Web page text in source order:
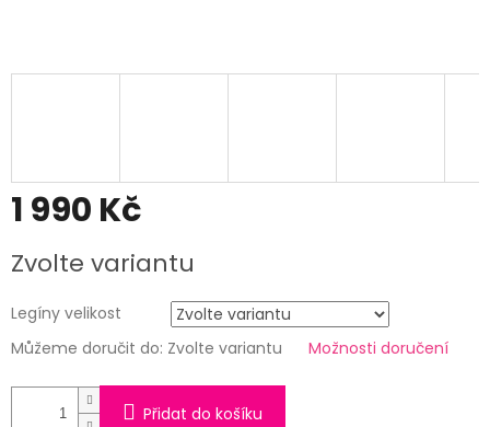
1 990 Kč
cena:
Zvolte variantu
Legíny velikost
Můžeme doručit do: Zvolte variantu Možnosti doručení
Přidat do košíku